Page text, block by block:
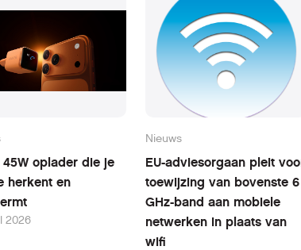
oplader die je
herkent en
2026
Nieuws
EU-adviesorgaan pleit
toewijzing van bovenste 6
GHz-band aan mobiele
netwerken in plaats van
wifi